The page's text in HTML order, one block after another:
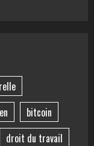
bitcoin
droit du travail